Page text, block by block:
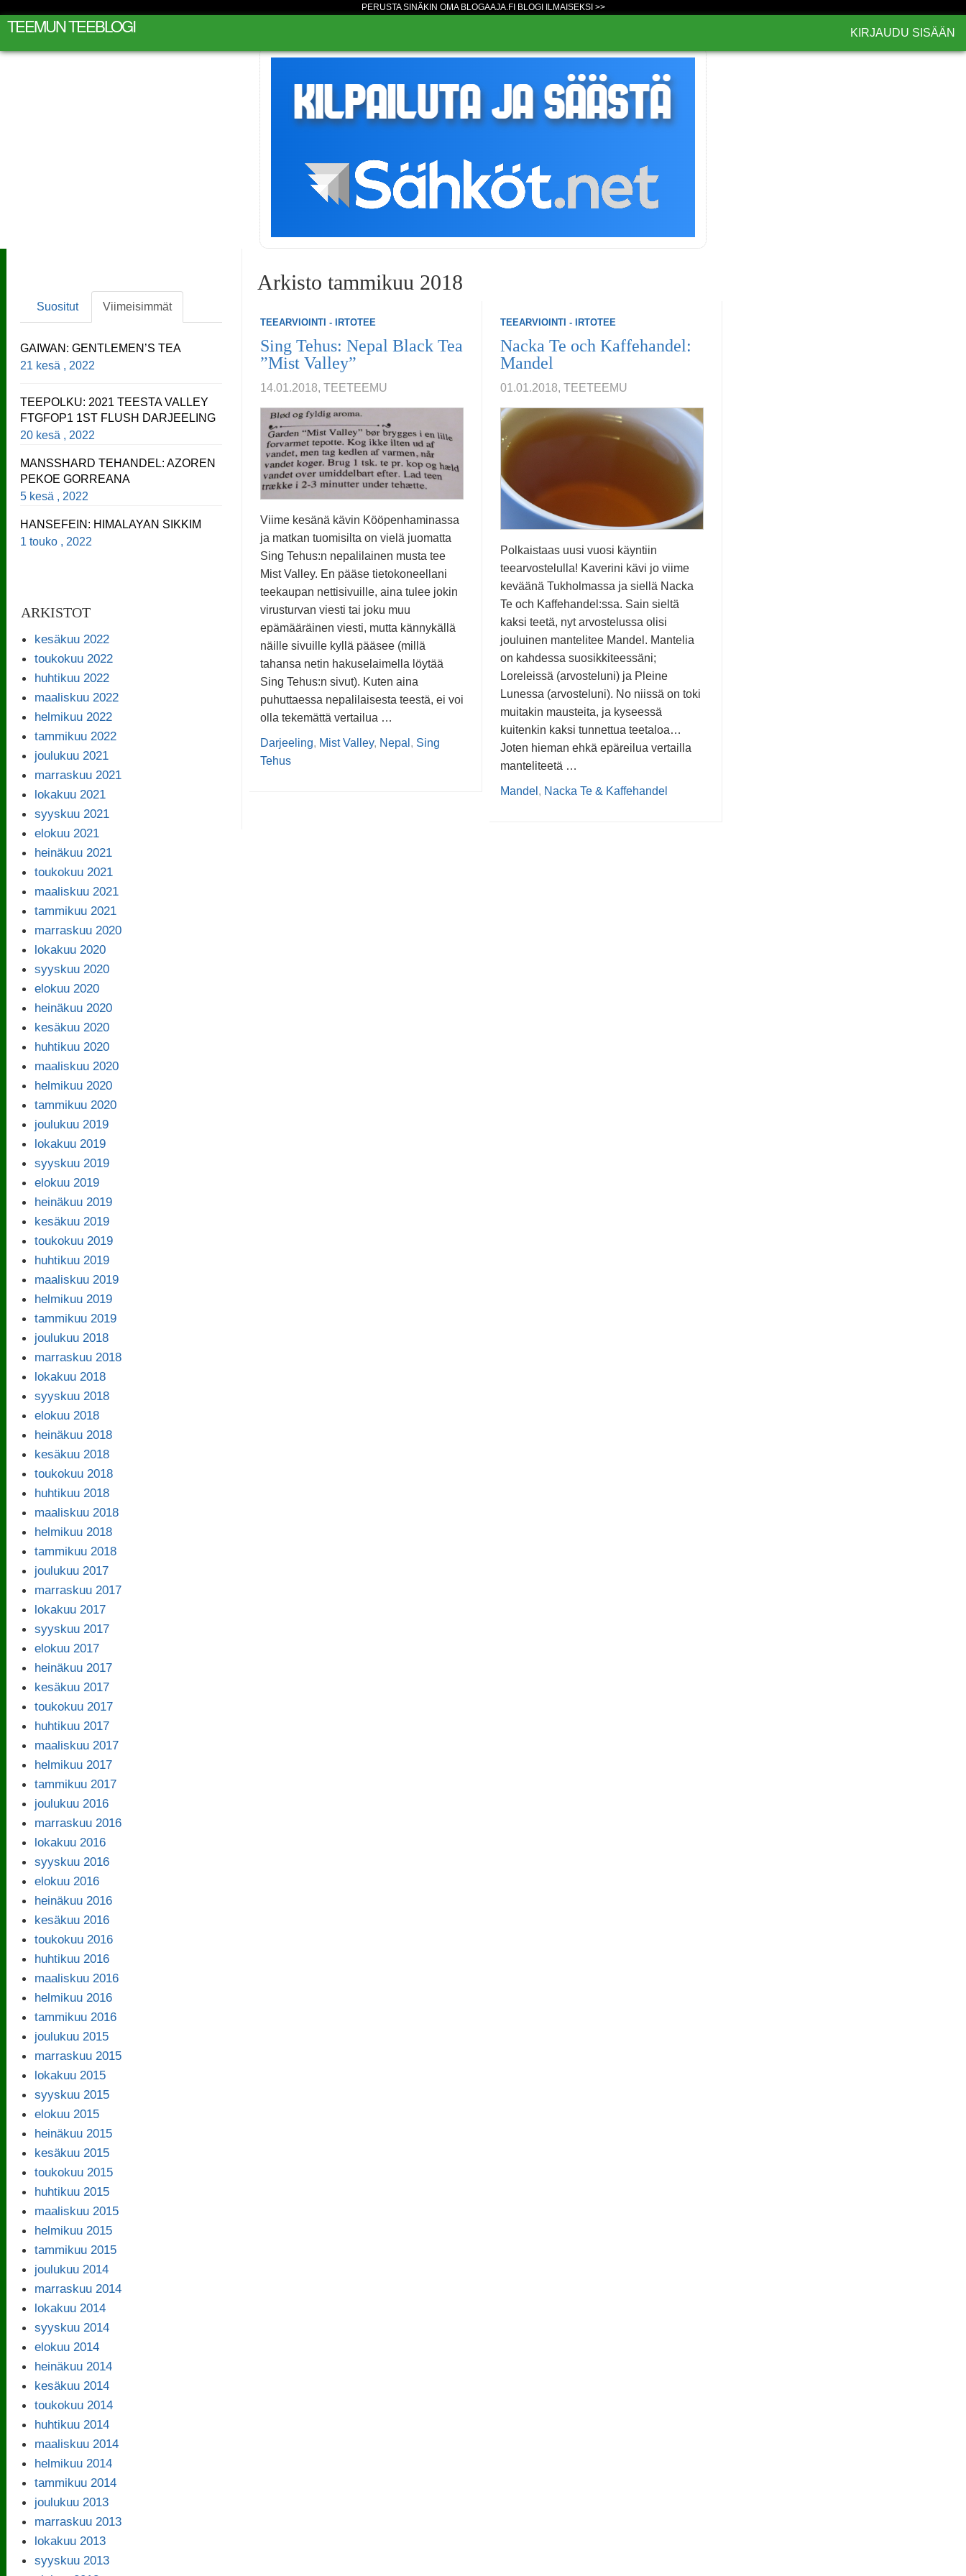
PERUSTA SINÄKIN OMA BLOGAAJA.FI BLOGI ILMAISEKSI >>
TEEMUN TEEBLOGI KIRJAUDU SISÄÄN
Arkisto tammikuu 2018
TEEARVIOINTI - IRTOTEE
Sing Tehus: Nepal Black Tea
”Mist Valley”
14.01.2018, TEETEEMU
Viime kesänä kävin Kööpenhaminassa
ja matkan tuomisilta on vielä juomatta
Sing Tehus:n nepalilainen musta tee
Mist Valley. En pääse tietokoneellani
teekaupan nettisivuille, aina tulee jokin
virusturvan viesti tai joku muu
epämääräinen viesti, mutta kännykällä
näille sivuille kyllä pääsee (millä
tahansa netin hakuselaimella löytää
Sing Tehus:n sivut). Kuten aina
puhuttaessa nepalilaisesta teestä, ei voi
olla tekemättä vertailua …
Darjeeling, Mist Valley, Nepal , Sing
Tehus
TEEARVIOINTI - IRTOTEE
Nacka Te och Kaffehandel:
Mandel
01.01.2018, TEETEEMU
Polkaistaas uusi vuosi käyntiin
teearvostelulla! Kaverini kävi jo viime
keväänä Tukholmassa ja siellä Nacka
Te och Kaffehandel:ssa. Sain sieltä
kaksi teetä, nyt arvostelussa olisi
jouluinen mantelitee Mandel. Mantelia
on kahdessa suosikkiteessäni;
Loreleissä (arvosteluni) ja Pleine
Lunessa (arvosteluni). No niissä on toki
muitakin mausteita, ja kyseessä
kuitenkin kaksi tunnettua teetaloa…
Joten hieman ehkä epäreilua vertailla
manteliteetä …
Mandel , Nacka Te & Kaffehandel
Suositut Viimeisimmät
GAIWAN: GENTLEMEN’S TEA
21 kesä , 2022
TEEPOLKU: 2021 TEESTA VALLEY
FTGFOP1 1ST FLUSH DARJEELING
20 kesä , 2022
MANSSHARD TEHANDEL: AZOREN
PEKOE GORREANA
5 kesä , 2022
HANSEFEIN: HIMALAYAN SIKKIM
1 touko , 2022
ARKISTOT
kesäkuu 2022
toukokuu 2022
huhtikuu 2022
maaliskuu 2022
helmikuu 2022
tammikuu 2022
joulukuu 2021
marraskuu 2021
lokakuu 2021
syyskuu 2021
elokuu 2021
heinäkuu 2021
toukokuu 2021
maaliskuu 2021
tammikuu 2021
marraskuu 2020
lokakuu 2020
syyskuu 2020
elokuu 2020
heinäkuu 2020
kesäkuu 2020
huhtikuu 2020
maaliskuu 2020
helmikuu 2020
tammikuu 2020
joulukuu 2019
lokakuu 2019
syyskuu 2019
elokuu 2019
heinäkuu 2019
kesäkuu 2019
toukokuu 2019
huhtikuu 2019
maaliskuu 2019
helmikuu 2019
tammikuu 2019
joulukuu 2018
marraskuu 2018
lokakuu 2018
syyskuu 2018
elokuu 2018
heinäkuu 2018
kesäkuu 2018
toukokuu 2018
huhtikuu 2018
maaliskuu 2018
helmikuu 2018
tammikuu 2018
joulukuu 2017
marraskuu 2017
lokakuu 2017
syyskuu 2017
elokuu 2017
heinäkuu 2017
kesäkuu 2017
toukokuu 2017
huhtikuu 2017
maaliskuu 2017
helmikuu 2017
tammikuu 2017
joulukuu 2016
marraskuu 2016
lokakuu 2016
syyskuu 2016
elokuu 2016
heinäkuu 2016
kesäkuu 2016
toukokuu 2016
huhtikuu 2016
maaliskuu 2016
helmikuu 2016
tammikuu 2016
joulukuu 2015
marraskuu 2015
lokakuu 2015
syyskuu 2015
elokuu 2015
heinäkuu 2015
kesäkuu 2015
toukokuu 2015
huhtikuu 2015
maaliskuu 2015
helmikuu 2015
tammikuu 2015
joulukuu 2014
marraskuu 2014
lokakuu 2014
syyskuu 2014
elokuu 2014
heinäkuu 2014
kesäkuu 2014
toukokuu 2014
huhtikuu 2014
maaliskuu 2014
helmikuu 2014
tammikuu 2014
joulukuu 2013
marraskuu 2013
lokakuu 2013
syyskuu 2013